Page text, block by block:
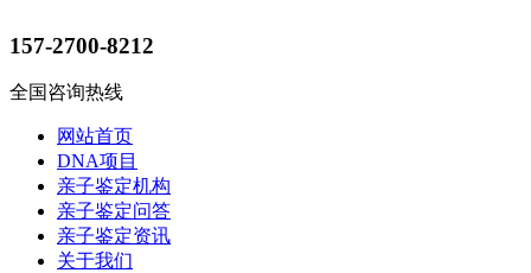
157-2700-8212
全国咨询热线
网站首页
DNA项目
亲子鉴定机构
亲子鉴定问答
亲子鉴定资讯
关于我们